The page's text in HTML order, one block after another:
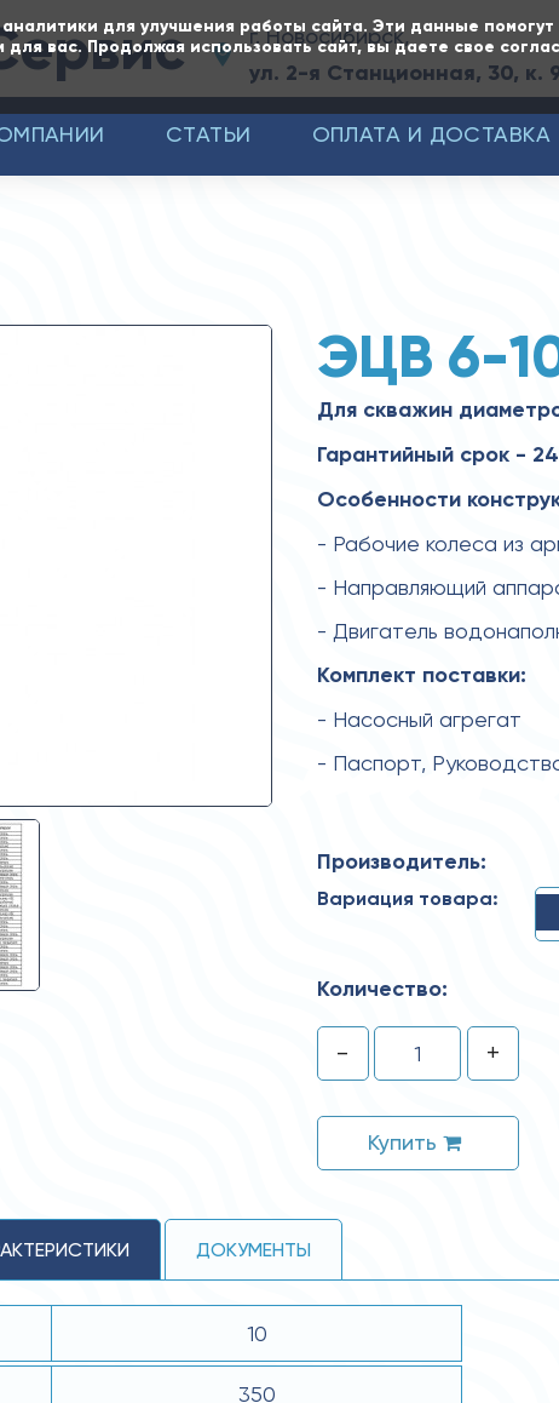
для улучшения работы сайта. Эти данные
вас. Продолжая использовать сайт, вы даете свое
г. Новосибирск,
ул. 2-я Станционная, 30, к.
СТАТЬИ ОПЛАТА И ДОСТАВКА
ЭЦВ 6-
Для скважин
Гарантийный срок -
Особенности
- Рабочие колеса из
- Направляющий
- Двигатель
Комплект поставки:
- Насосный агрегат
- Паспорт,
Производитель:
Вариация товара:
Количество:
- +
Купить
ДОКУМЕНТЫ
10
350